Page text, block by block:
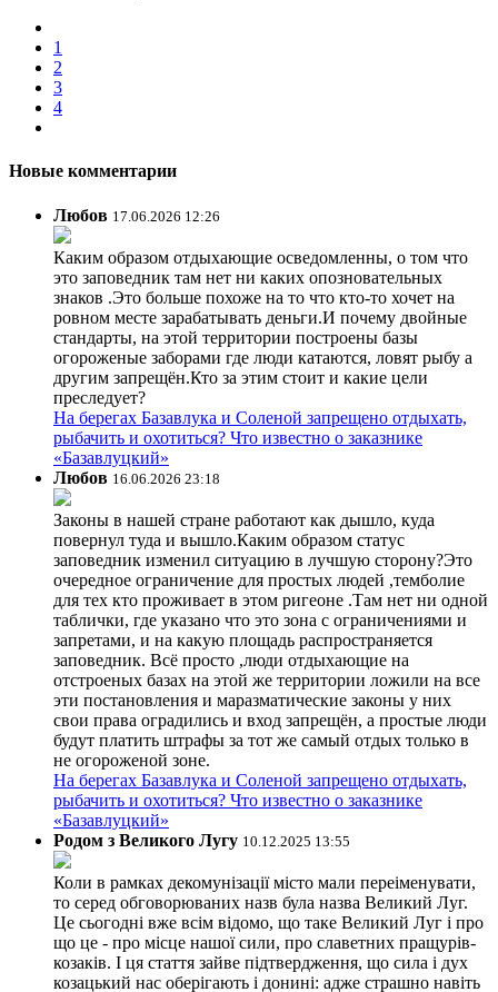
1
2
3
4
Новые комментарии
Любов 17.06.2026 12:26
Каким образом отдыхающие осведомленны, о том что
это заповедник там нет ни каких опозновательных
знаков .Это больше похоже на то что кто-то хочет на
ровном месте зарабатывать деньги.И почему двойные
стандарты, на этой территории построены базы
огороженые заборами где люди катаются, ловят рыбу а
другим запрещён.Кто за этим стоит и какие цели
преследует?
На берегах Базавлука и Соленой запрещено отдыхать,
рыбачить и охотиться? Что известно о заказнике
«Базавлуцкий»
Любов 16.06.2026 23:18
Законы в нашей стране работают как дышло, куда
повернул туда и вышло.Каким образом статус
заповедник изменил ситуацию в лучшую сторону?Это
очередное ограничение для простых людей ,темболие
для тех кто проживает в этом ригеоне .Там нет ни одной
таблички, где указано что это зона с ограничениями и
запретами, и на какую площадь распространяется
заповедник. Всё просто ,люди отдыхающие на
отстроеных базах на этой же территории ложили на все
эти постановления и маразматические законы у них
свои права оградились и вход запрещён, а простые люди
будут платить штрафы за тот же самый отдых только в
не огороженой зоне.
На берегах Базавлука и Соленой запрещено отдыхать,
рыбачить и охотиться? Что известно о заказнике
«Базавлуцкий»
Родом з Великого Лугу 10.12.2025 13:55
Коли в рамках декомунізації місто мали переіменувати,
то серед обговорюваних назв була назва Великий Луг.
Це сьогодні вже всім відомо, що таке Великий Луг і про
що це - про місце нашої сили, про славетних пращурів-
козаків. І ця стаття зайве підтвердження, що сила і дух
козацький нас оберігають і донині: адже страшно навіть